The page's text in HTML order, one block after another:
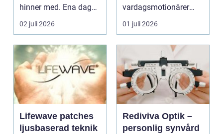
hinner med. Ena dagen
ryms hela foten i...
02 juli 2026
vardagsmotionärer
för...
01 juli 2026
Lifewave patches
ljusbaserad teknik
Rediviva Optik –
personlig synvård